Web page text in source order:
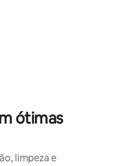
ótimas
limpeza e